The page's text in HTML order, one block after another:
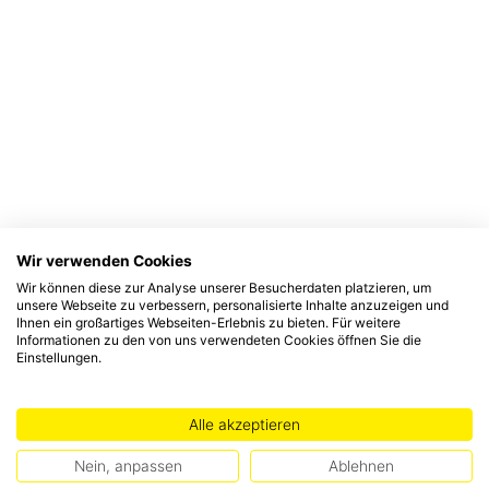
Wir verwenden Cookies
Wir können diese zur Analyse unserer Besucherdaten platzieren, um
unsere Webseite zu verbessern, personalisierte Inhalte anzuzeigen und
Ihnen ein großartiges Webseiten-Erlebnis zu bieten. Für weitere
Informationen zu den von uns verwendeten Cookies öffnen Sie die
Einstellungen.
Alle akzeptieren
Nein, anpassen Ablehnen